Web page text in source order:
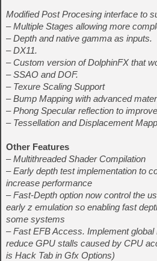
Modified Post Procesing interface to
– Multiple Stages allowing more
– Depth and native gamma as inputs.
– DX11.
– Custom version of DolphinFX that
– SSAO and DOF.
– Texure Scaling Support
– Bump Mapping with advanced
– Phong Specular reflection to
– Tessellation and Displacement
Other Features
– Multithreaded Shader Compilation
– Early depth test implementation to
increase performance
– Fast-Depth option now control the
early z emulation so enabling fast
some systems
– Fast EFB Access. Implement
reduce GPU stalls caused by CPU
is Hack Tab in Gfx Options)